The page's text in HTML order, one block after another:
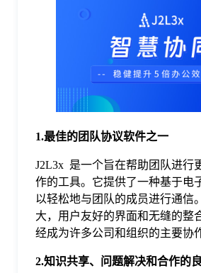
1.最佳的团队协议软件之一
J2L3x 是一个旨在帮助团队进行
作的工具。它提供了一种基于电
以轻松地与团队的成员进行通信
大，用户友好的界面和无缝的整
经成为许多公司和组织的主要协
2.知识共享、问题解决和合作的